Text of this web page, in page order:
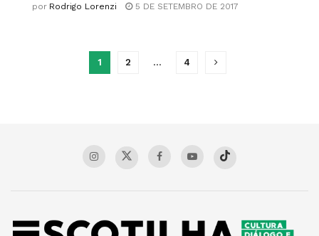
por Rodrigo Lorenzi 5 DE SETEMBRO DE 2017
1 2 … 4